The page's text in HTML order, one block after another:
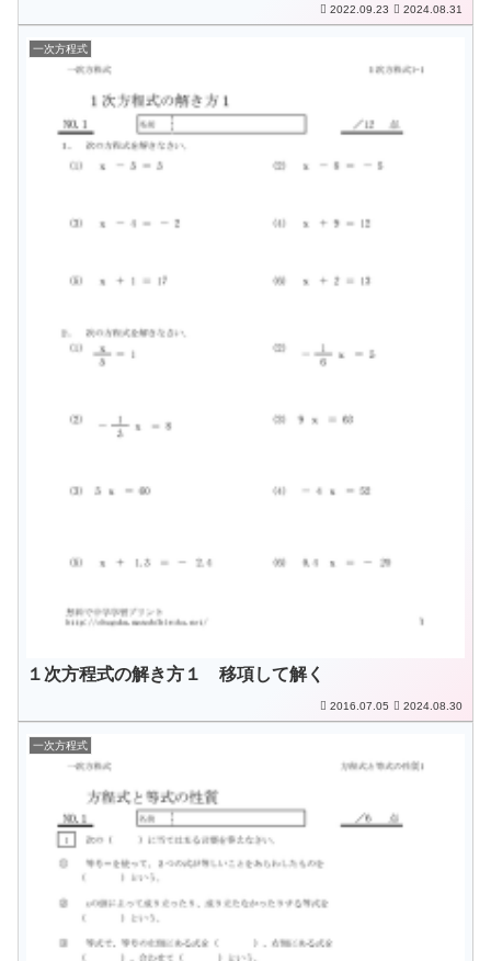
2022.09.23 2024.08.31
一次方程式
１次方程式の解き方１ 移項して解く
2016.07.05 2024.08.30
一次方程式